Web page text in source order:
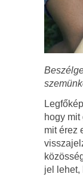
hogy
mit érez
jel lehet,